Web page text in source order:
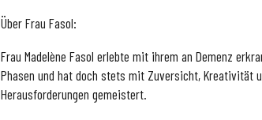
Über Frau Fasol:
Frau Madelène Fasol erlebte mit ihrem an Demenz
Phasen und hat doch stets mit Zuversicht, Kreativität
Herausforderungen gemeistert.